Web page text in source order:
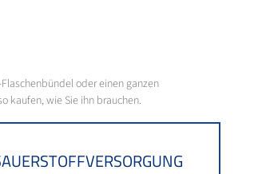
oder einen ganzen
kaufen, wie Sie ihn brauchen.